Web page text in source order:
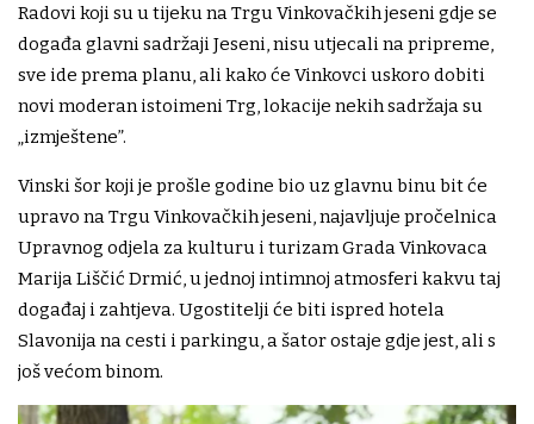
Radovi koji su u tijeku na Trgu Vinkovačkih jeseni gdje se
događa glavni sadržaji Jeseni, nisu utjecali na pripreme,
sve ide prema planu, ali kako će Vinkovci uskoro dobiti
novi moderan istoimeni Trg, lokacije nekih sadržaja su
„izmještene”.
Vinski šor koji je prošle godine bio uz glavnu binu bit će
upravo na Trgu Vinkovačkih jeseni, najavljuje pročelnica
Upravnog odjela za kulturu i turizam Grada Vinkovaca
Marija Liščić Drmić, u jednoj intimnoj atmosferi kakvu taj
događaj i zahtjeva. Ugostitelji će biti ispred hotela
Slavonija na cesti i parkingu, a šator ostaje gdje jest, ali s
još većom binom.